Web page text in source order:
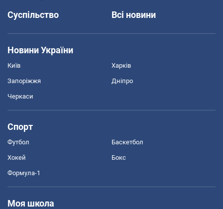
Суспільство
Всі новини
Новини України
Київ Харків
Запоріжжя Дніпро
Черкаси
Спорт
Футбол Баскетбол
Хокей Бокс
Формула-1
Моя школа